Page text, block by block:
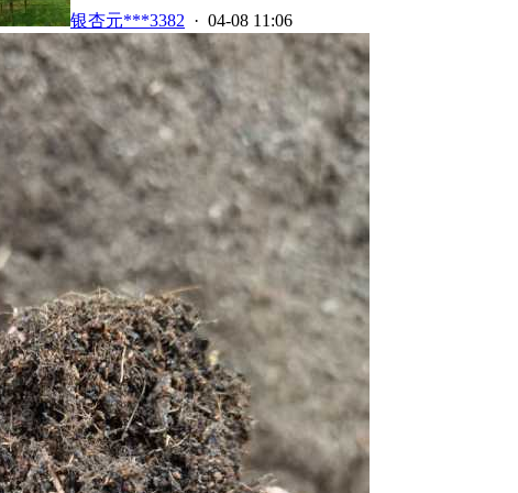
银杏元***3382 · 04-08 11:06